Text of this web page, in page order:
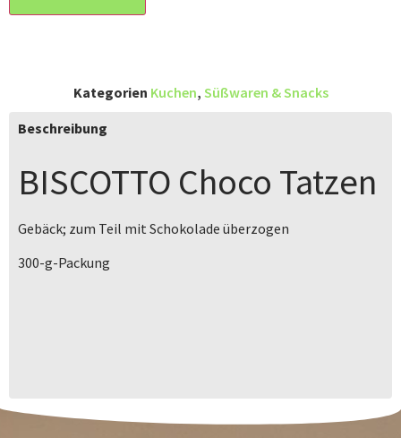
Kategorien Kuchen, Süßwaren & Snacks
Beschreibung
BISCOTTO Choco Tatzen
Gebäck; zum Teil mit Schokolade überzogen
300-g-Packung